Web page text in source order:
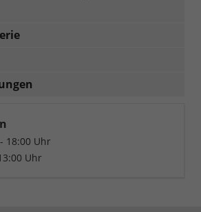
18:00 Uhr
Uhr